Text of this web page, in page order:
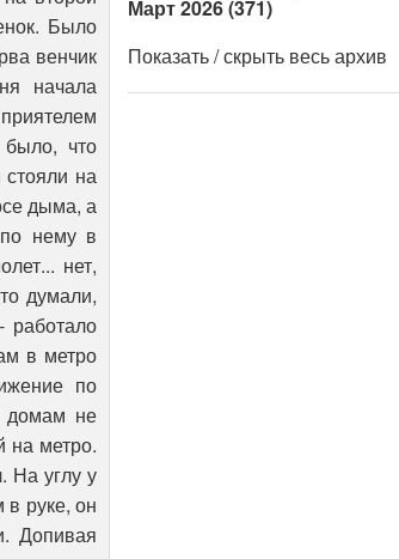
Март 2026 (371)
Показать / скрыть весь архив